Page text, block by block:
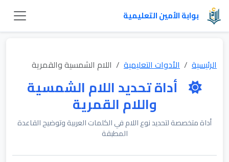
بوابة الأمين التعليمية
الرئيسية الأدوات التعليمية اللام الشمسية والقمرية
أداة تحديد اللام الشمسية
واللام القمرية
أداة متخصصة لتحديد نوع اللام في الكلمات العربية وتوضيح القاعدة
المطبقة